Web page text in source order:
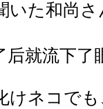
た和尚さ
就流下了
ネコでも